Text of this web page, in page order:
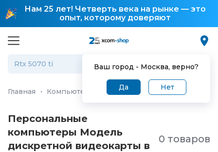
Нам 25 лет! Четверть века на рынке — это
опыт, которому доверяют
Ваш город - Москва, верно?
Да Нет
Главная · Компьютеры и ноутбуки Персональные
Персональные
компьютеры Модель
дискретной видеокарты в
0 товаров